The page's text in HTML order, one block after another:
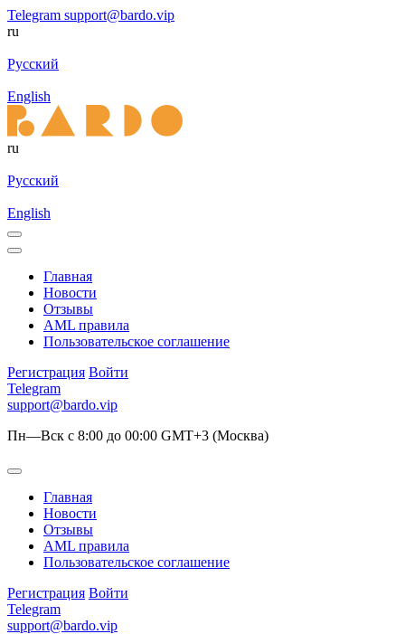
Telegram support@bardo.vip
ru
Русский
English
ru
Русский
English
Главная
Новости
Отзывы
AML правила
Пользовательское соглашение
Регистрация Войти
Telegram
support@bardo.vip
Пн—Вск с 8:00 до 00:00 GMT+3 (Москва)
Главная
Новости
Отзывы
AML правила
Пользовательское соглашение
Регистрация Войти
Telegram
support@bardo.vip